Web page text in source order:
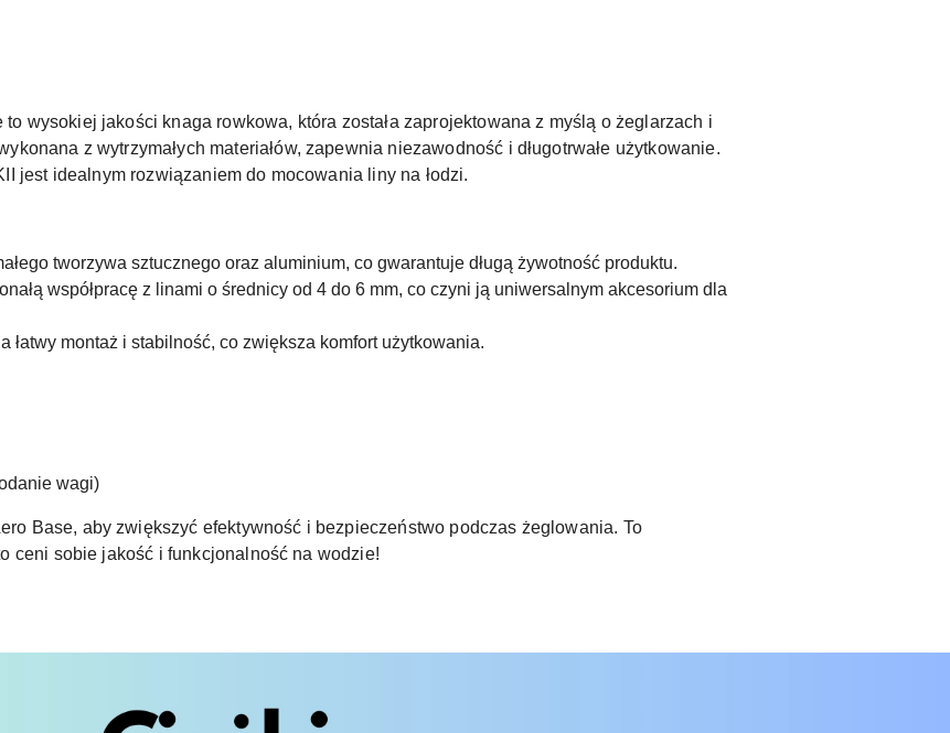
wysokiej jakości knaga rowkowa, która została zaprojektowana z myślą o żeglarzach i
z wytrzymałych materiałów, zapewnia niezawodność i długotrwałe użytkowanie.
jest idealnym rozwiązaniem do mocowania liny na łodzi.
tworzywa sztucznego oraz aluminium, co gwarantuje długą żywotność produktu.
współpracę z linami o średnicy od 4 do 6 mm, co czyni ją uniwersalnym akcesorium dla
łatwy montaż i stabilność, co zwiększa komfort użytkowania.
wagi)
Base, aby zwiększyć efektywność i bezpieczeństwo podczas żeglowania. To
ceni sobie jakość i funkcjonalność na wodzie!